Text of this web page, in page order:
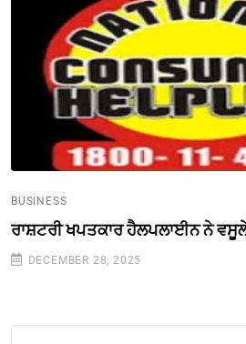
BUSINESS
ਰਾਸ਼ਟਰੀ ਖਪਤਕਾਰ ਹੈਲਪਲਾਈਨ ਨੇ
DECEMBER 28, 2025